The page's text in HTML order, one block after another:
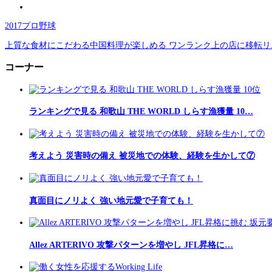
2017プロ野球
上質な食材にこだわる中国料理が楽しめる ワンランク上の店に移転
コーナー
ランキングで見る 和歌山 THE WORLD しらす漁獲量 10…
考えよう 災害時の備え 被災地での体験、経験を生かして⑦
真面目にノリよく 強い地元愛で子育ても！
Allez ARTERIVO 攻撃パターンを増やし JFL昇格に…